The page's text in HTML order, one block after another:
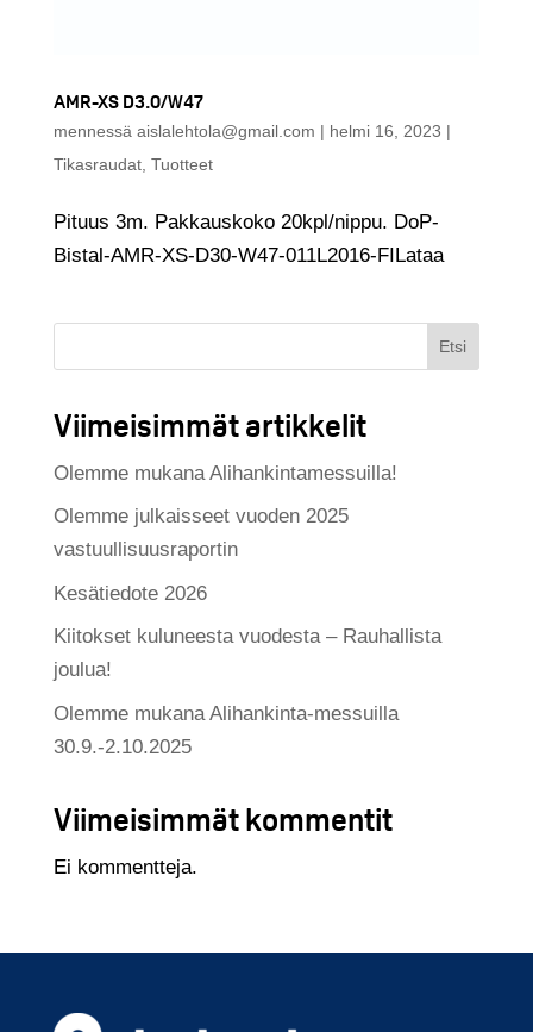
AMR-XS D3.0/W47
mennessä aislalehtola@gmail.com | helmi 16, 2023 |
Tikasraudat, Tuotteet
Pituus 3m. Pakkauskoko 20kpl/nippu. DoP-
Bistal-AMR-XS-D30-W47-011L2016-FILataa
Etsi
Viimeisimmät artikkelit
Olemme mukana Alihankintamessuilla!
Olemme julkaisseet vuoden 2025
vastuullisuusraportin
Kesätiedote 2026
Kiitokset kuluneesta vuodesta – Rauhallista
joulua!
Olemme mukana Alihankinta-messuilla
30.9.-2.10.2025
Viimeisimmät kommentit
Ei kommentteja.